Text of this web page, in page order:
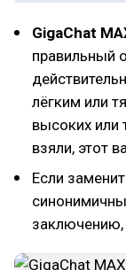
GigaChat
правильный
лёгким или
высоких или
взяли, этот
Если
заключению,